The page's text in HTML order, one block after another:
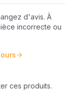
d'avis. À
incorrecte ou
ces produits.